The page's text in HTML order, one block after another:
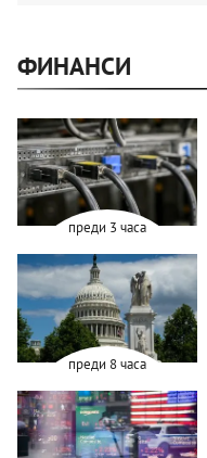
ФИНАНСИ
преди 3 часа
преди 8 часа